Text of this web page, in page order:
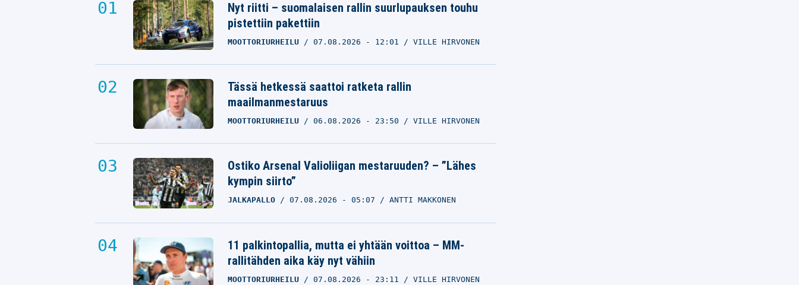
Nyt riitti – suomalaisen rallin suurlupauksen touhu
pistettiin pakettiin
MOOTTORIURHEILU 07.08.2026 - 12:01 VILLE HIRVONEN
Tässä hetkessä saattoi ratketa rallin
maailmanmestaruus
MOOTTORIURHEILU 06.08.2026 - 23:50 VILLE HIRVONEN
Ostiko Arsenal Valioliigan mestaruuden? – ”Lähes
kympin siirto”
JALKAPALLO 07.08.2026 - 05:07 ANTTI MAKKONEN
11 palkintopallia, mutta ei yhtään voittoa – MM-
rallitähden aika käy nyt vähiin
MOOTTORIURHEILU 07.08.2026 - 23:11 VILLE HIRVONEN